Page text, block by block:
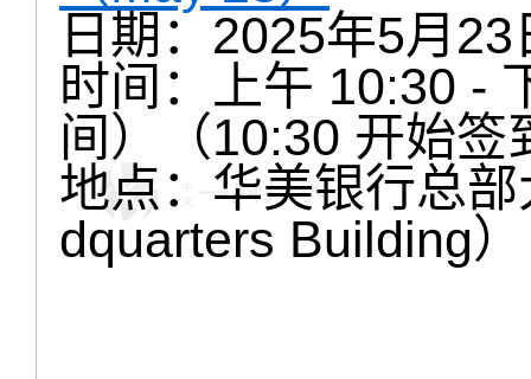
日期：2025年5月
时间：上午 10:30 -
间）（10:30 开始签
地点：华美银行总
dquarters Building）